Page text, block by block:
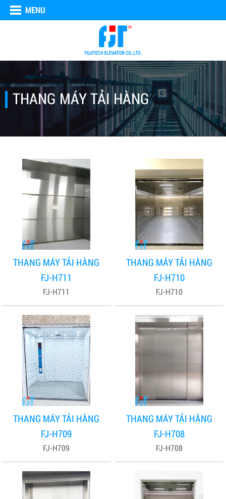
MENU
THANG MÁY TẢI HÀNG
THANG MÁY TẢI HÀNG
FJ-H711
FJ-H711
THANG MÁY TẢI HÀNG
FJ-H710
FJ-H710
THANG MÁY TẢI HÀNG
FJ-H709
FJ-H709
THANG MÁY TẢI HÀNG
FJ-H708
FJ-H708